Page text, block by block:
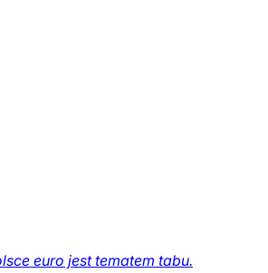
euro jest tematem tabu.